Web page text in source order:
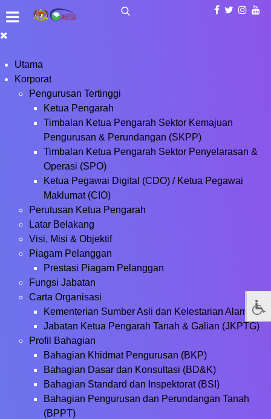
Utama
Korporat
Pengurusan Tertinggi
Ketua Pengarah
Timbalan Ketua Pengarah Sektor Kemajuan
Pengurusan & Perundangan (SKPP)
Timbalan Ketua Pengarah Sektor Penyelarasan &
Operasi (SPO)
Ketua Pegawai Digital (CDO) / Ketua Pegawai
Maklumat (CIO)
Perutusan Ketua Pengarah
Latar Belakang
Visi, Misi & Objektif
Piagam Pelanggan
Prestasi Piagam Pelanggan
Fungsi Jabatan
Carta Organisasi
Kementerian Sumber Asli dan Kelestarian Alam
Jabatan Ketua Pengarah Tanah & Galian (JKPTG)
Profil Bahagian
Bahagian Khidmat Pengurusan (BKP)
Bahagian Dasar dan Konsultasi (BD&K)
Bahagian Standard dan Inspektorat (BSI)
Bahagian Pengurusan dan Perundangan Tanah
(BPPT)